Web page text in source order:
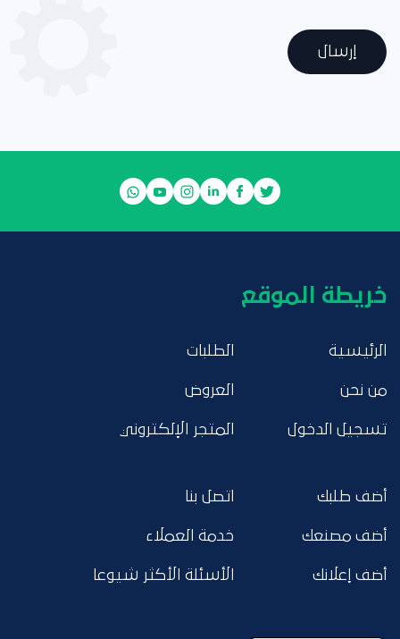
إرسال
خريطة الموقع
الرئيسية
من نحن
تسجيل الدخول
الطلبات
العروض
المتجر الإلكتروني
أضف طلبك
أضف مصنعك
أضف إعلانك
اتصل بنا
خدمة العملاء
الأسئلة الأكثر شيوعا